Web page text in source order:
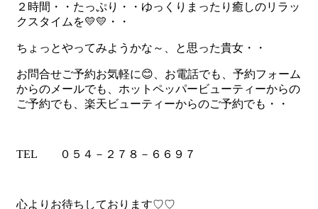
２時間・・たっぷり・・ゆっくりまったり癒しのリラッ
クスタイムを💛💛・・
ちょっとやってみようかな～、と思った貴女・・
お問合せご予約お気軽に😊、お電話でも、予約フォーム
からのメールでも、ホットペッパービューティーからの
ご予約でも、楽天ビューティーからのご予約でも・・
TEL ０５４－２７８－６６９７
心よりお待ちしております♡♡